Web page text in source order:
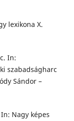
lexikona X.
In:
szabadságharc
Sándor –
Nagy képes